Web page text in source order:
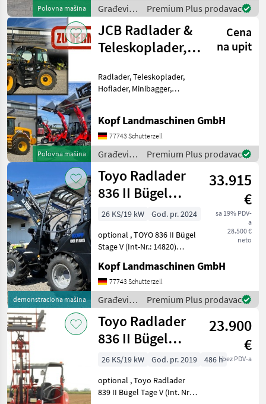
Polovna mašina
Zustand!! BAUMASCHINEN
FALKIN
Građevinski
strojevi /
Volvo
Premium Plus prodavac
Polovna mašina
JCB Radlader &
Teleskoplader,
Min
Cena
na upit
Radlader, Teleskoplader,
Hoflader, Minibagger,
Verschiedene Maschinen zu
vermieten - Minibagger -
Hoflader (Toyo) - JCB Te
Kopf Landmaschinen GmbH
77743 Schutterzell
Građevinski
strojevi /
JCB
Premium Plus prodavac
demonstraciona mašina
Toyo Radlader
836 II Bügel
Black, 4.
Steuerkreis
33.915
€
sa 19% PDV-
a
28.500 €
neto
26 KS/19 kW
God. pr. 2024
optional , TOYO 836 II Bügel
Stage V (Int-Nr.: 14820)
Steuerkreis, STVZO-
GutachtenStandard
Schaufel 110 cm und
Palettengabel
Neumaschine 2024 3, 1
Kopf Landmaschinen GmbH
77743 Schutterzell
Građevinski
strojevi /
Toyo
Premium Plus prodavac
Toyo Radlader
836 II Bügel
Stage V 310
Hubmast
23.900
€
bez PDV-a
26 KS/19 kW God. pr. 2019
486 h
optional , Toyo Radlader
839 II Bügel Tage V (Int. Nr.